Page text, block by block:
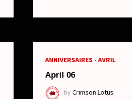
ANNIVERSAIRES - AVRIL
April 06
by Crimson Lotus